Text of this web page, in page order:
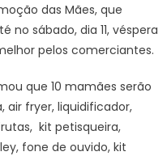
das Mães, que
no sábado, dia 11, véspera
pelos comerciantes.
que 10 mamães serão
fryer, liquidificador,
kit petisqueira,
fone de ouvido, kit